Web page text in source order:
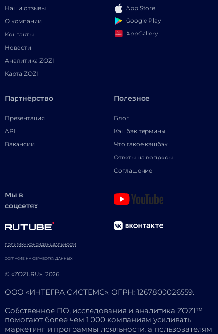
Наши отзывы
О компании
Контакты
Новости
Аналитика ZOZI
Карта ZOZI
App Store
Google Play
AppGallery
Партнёрство
Презентация
API
Вакансии
Полезное
Блог
Кэшбэк термины
Что такое кэшбэк
Ответы на вопросы
Соглашение
Мы в
соцсетях
© «ZOZI.RU», 2026
ПОЛИТИКА КОНФИДЕНЦИАЛЬНОСТИ
СОГЛАСИЕ НА ОБРАБОТКУ ДАННЫХ
ООО «ИНТЕГРА СИСТЕМС». ОГРН: 1267800026559.
Собственное ПО, исследования и аналитика ZOZI™
помогают более чем 1 000 компаниям усиливать
маркетинг и программы лояльности, а пользователям